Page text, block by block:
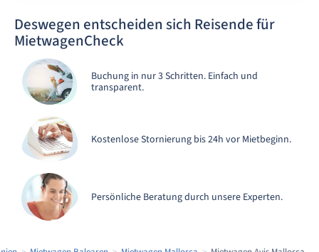
Deswegen entscheiden sich Reisende für
MietwagenCheck
Buchung in nur 3 Schritten. Einfach und
transparent.
Kostenlose Stornierung bis 24h vor Mietbeginn.
Persönliche Beratung durch unsere Experten.